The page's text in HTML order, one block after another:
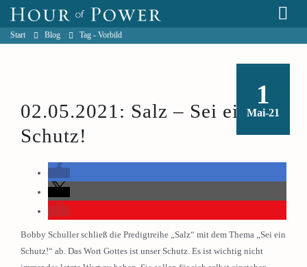
Start Blog Tag - Vorbild
1
Mai-21
02.05.2021: Salz – Sei ein
Schutz!
Bobby Schuller schließ die Predigtreihe „Salz“ mit dem Thema „Sei ein
Schutz!“ ab. Das Wort Gottes ist unser Schutz. Es ist wichtig nicht